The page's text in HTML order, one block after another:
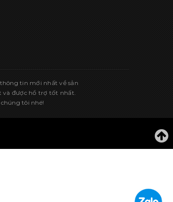
tin mới nhất về sản
và được hổ trợ tốt nhất.
tôi nhé!